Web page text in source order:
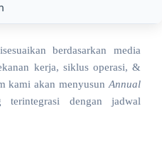
berdasarkan media
kerja, siklus operasi, &
kami akan menyusun Annual
terintegrasi dengan jadwal